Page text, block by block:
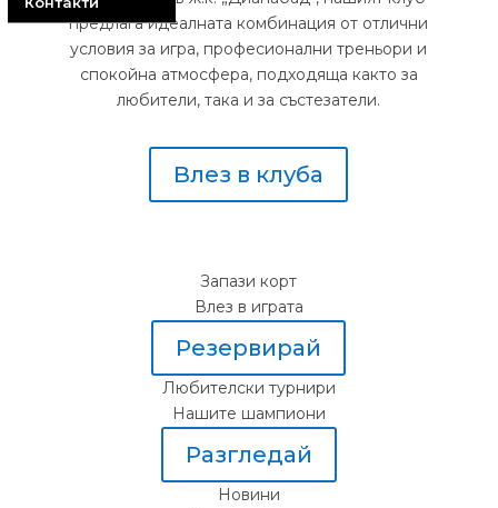
предлага идеалната комбинация от отлични
условия за игра, професионални треньори и
спокойна атмосфера, подходяща както за
любители, така и за състезатели.
Влез в клуба
Запази корт
Влез в играта
Резервирай
Любителски турнири
Нашите шампиони
Разгледай
Новини